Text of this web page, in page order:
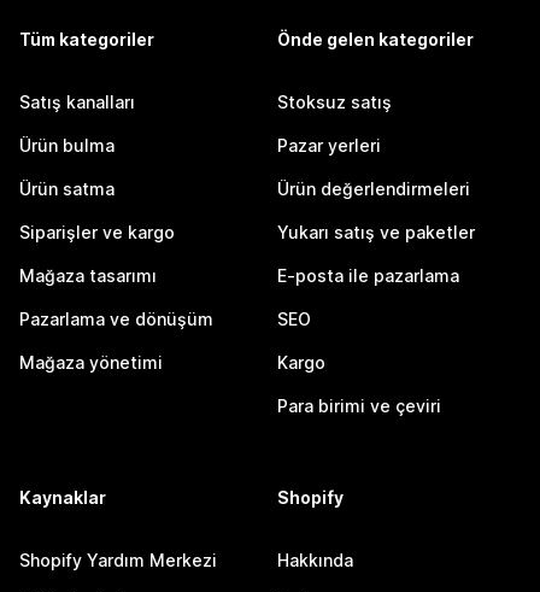
Tüm kategoriler
Satış kanalları
Ürün bulma
Ürün satma
Siparişler ve kargo
Mağaza tasarımı
Pazarlama ve dönüşüm
Mağaza yönetimi
Önde gelen kategoriler
Stoksuz satış
Pazar yerleri
Ürün değerlendirmeleri
Yukarı satış ve paketler
E-posta ile pazarlama
SEO
Kargo
Para birimi ve çeviri
Kaynaklar
Shopify Yardım Merkezi
Shopify
Hakkında